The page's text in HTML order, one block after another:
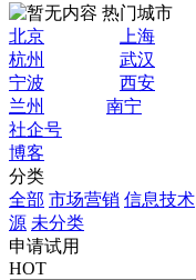
热门城市
北京
上海
杭州
武汉
宁波
西安
兰州
南宁
社企号
博客
分类
全部 市场营销 信息技术
源 未分类
申请试用
HOT